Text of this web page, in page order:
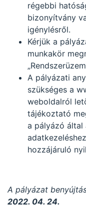
régebbi
bizonyítvány
igénylésről.
Kérjük a
munkakör
A pályázati
szükséges a
weboldalról
tájékoztató
a pályázó által
hozzájáruló
A pályázat
2022. 04. 24.